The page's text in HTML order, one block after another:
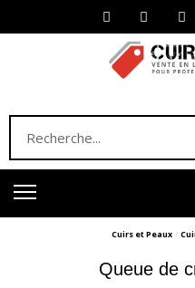
Cuirs et Peaux
Queue de